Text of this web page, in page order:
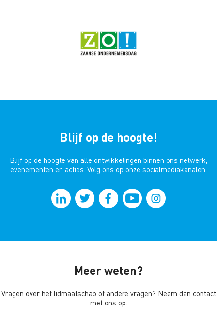
Blijf op de hoogte!
Blijf op de hoogte van alle ontwikkelingen binnen ons netwerk,
evenementen en acties. Volg ons op onze socialmediakanalen.
Meer weten?
Vragen over het lidmaatschap of andere vragen? Neem dan contact
met ons op.